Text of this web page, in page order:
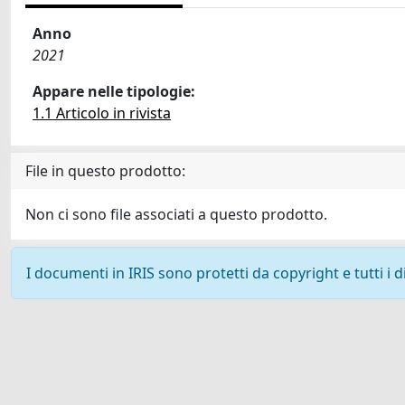
Anno
2021
Appare nelle tipologie:
1.1 Articolo in rivista
File in questo prodotto:
Non ci sono file associati a questo prodotto.
I documenti in IRIS sono protetti da copyright e tutti i